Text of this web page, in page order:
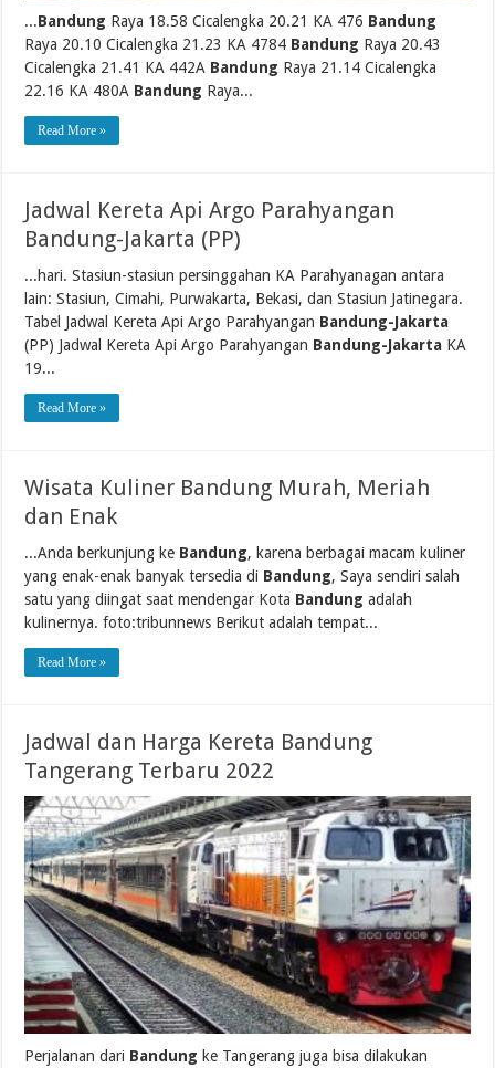
...Bandung Raya 18.58 Cicalengka 20.21 KA 476 Bandung
Raya 20.10 Cicalengka 21.23 KA 4784 Bandung Raya 20.43
Cicalengka 21.41 KA 442A Bandung Raya 21.14 Cicalengka
22.16 KA 480A Bandung Raya...
Read More »
Jadwal Kereta Api Argo Parahyangan
Bandung-Jakarta (PP)
...hari. Stasiun-stasiun persinggahan KA Parahyanagan antara
lain: Stasiun, Cimahi, Purwakarta, Bekasi, dan Stasiun Jatinegara.
Tabel Jadwal Kereta Api Argo Parahyangan Bandung-Jakarta
(PP) Jadwal Kereta Api Argo Parahyangan Bandung-Jakarta KA
19...
Read More »
Wisata Kuliner Bandung Murah, Meriah
dan Enak
...Anda berkunjung ke Bandung, karena berbagai macam kuliner
yang enak-enak banyak tersedia di Bandung, Saya sendiri salah
satu yang diingat saat mendengar Kota Bandung adalah
kulinernya. foto:tribunnews Berikut adalah tempat...
Read More »
Jadwal dan Harga Kereta Bandung
Tangerang Terbaru 2022
Perjalanan dari Bandung ke Tangerang juga bisa dilakukan